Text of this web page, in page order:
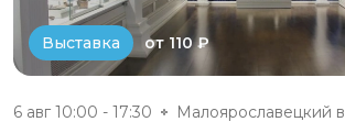
Выставка от 110 ₽
6 авг 10:00 - 17:30